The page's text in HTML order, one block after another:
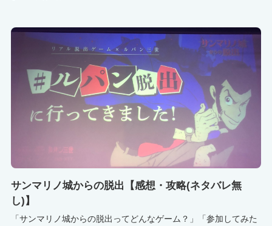
サンマリノ城からの脱出【感想・攻略(ネタバレ無
し)】
「サンマリノ城からの脱出ってどんなゲーム？」「参加してみた